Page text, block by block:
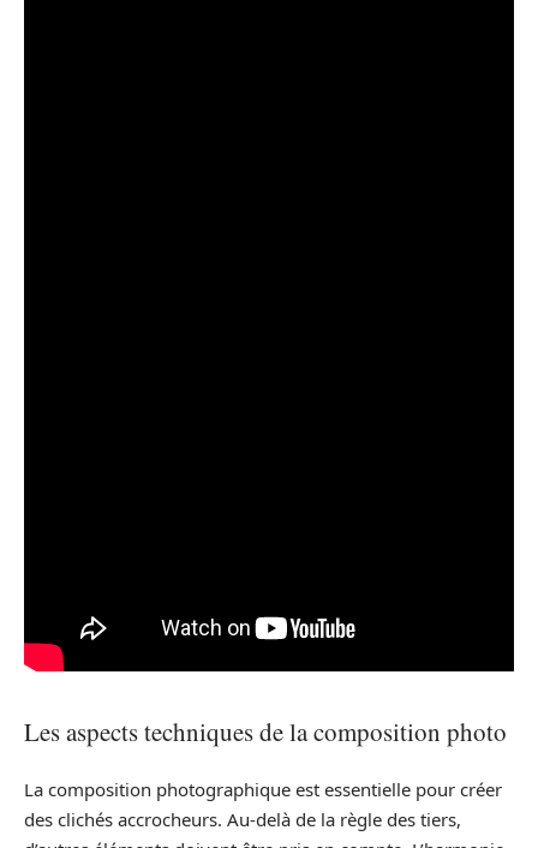
Les aspects techniques de la composition photo
La composition photographique est essentielle pour créer
des clichés accrocheurs. Au-delà de la règle des tiers,